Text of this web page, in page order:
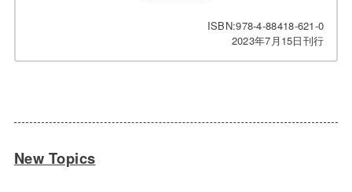
ISBN:978-4-88418-621-0
2023年7月15日刊行
New Topics